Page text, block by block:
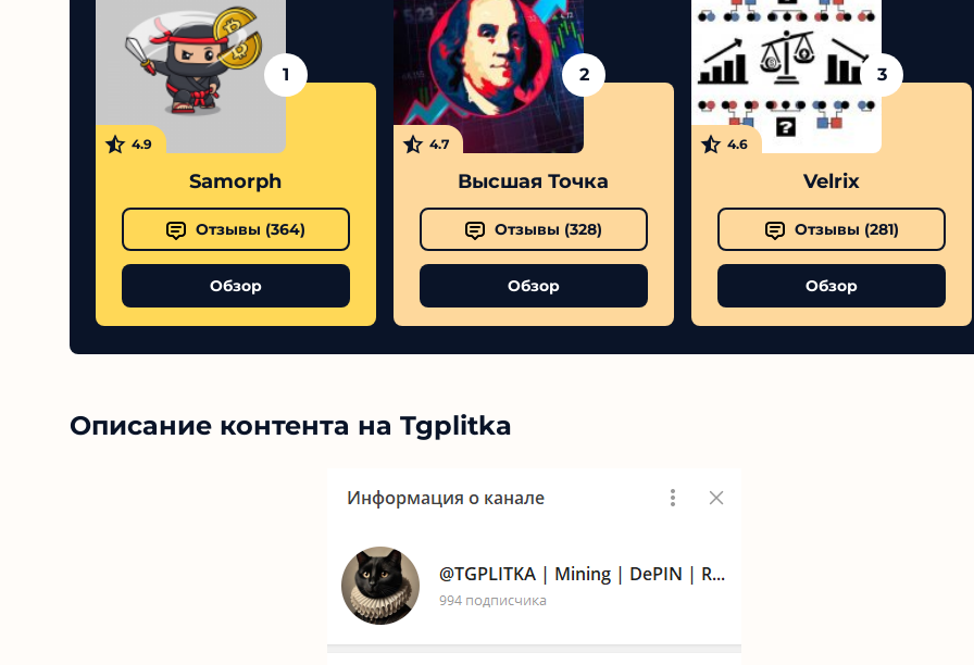
1
4.9
Samorph
Отзывы ( 364)
Обзор
2
4.7
Высшая Точка
Отзывы ( 328)
Обзор
4.6
Velrix
Отзывы (281)
Обзор
Описание контента на Tgplitka
Samorph
статистика и сотни довольных